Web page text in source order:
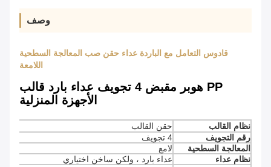
وصف
قادوس التعامل مع الباردة عداء حقن صب المعالجة السطحية
اللامعة
PP هوبر مقبض 4 تجويف عداء بارد قالب
الأجهزة المنزلية
نظام القالب
حقن القالب
رقم التجويف
4 تجويف
المعالجة السطحية
لامع
نظام عداء
عداء بارد ، ولكن ساخن اختياري